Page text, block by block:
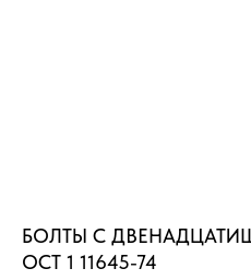
БОЛТЫ С
ОСТ 1 11645-74